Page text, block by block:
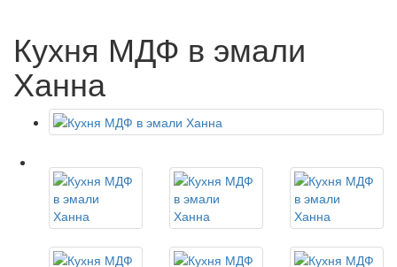
Кухня МДФ в эмали
Ханна